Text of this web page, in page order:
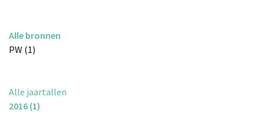
Alle bronnen
PW (1)
Alle jaartallen
2016 (1)